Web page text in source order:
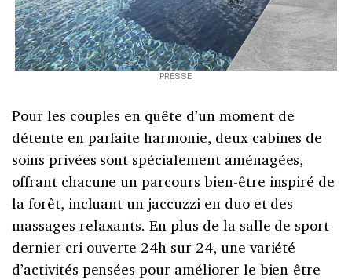
PRESSE
Pour les couples en quête d’un moment de
détente en parfaite harmonie, deux cabines de
soins privées sont spécialement aménagées,
offrant chacune un parcours bien-être inspiré de
la forêt, incluant un jaccuzzi en duo et des
massages relaxants. En plus de la salle de sport
dernier cri ouverte 24h sur 24, une variété
d’activités pensées pour améliorer le bien-être